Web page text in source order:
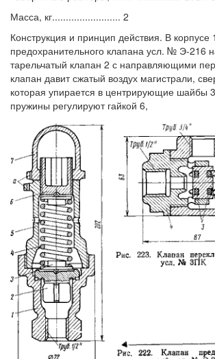
Масса, кг......................... 2
Конструкция и принцип действия. В корпусе
предохранительного клапана усл. № Э-216
тарельчатый клапан 2 с направляющими
клапан давит сжатый воздух магистрали,
которая упирается в центрирующие шайбы
пружины регулируют гайкой 6,